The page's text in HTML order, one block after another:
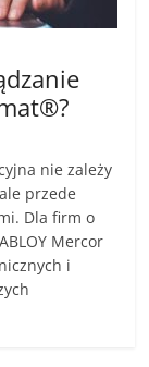
nie zależy
przede
Dla firm o
Mercor
i